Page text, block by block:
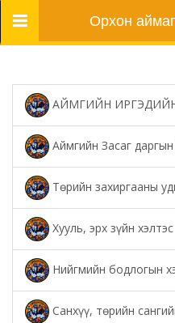
Цэс Орхон
АЙМГИЙН ИРГЭДИЙН
Аймгийн Засаг
Төрийн захиргааны
Хууль, эрх зүйн хэлтэс
Нийгмийн бодлогын
Санхүү, төрийн